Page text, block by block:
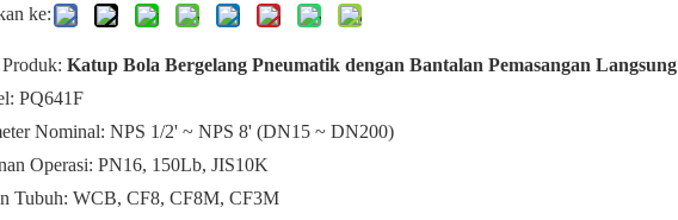
ke:
Katup Bola Bergelang Pneumatik dengan Bantalan Pemasangan Langsung
PQ641F
Nominal: NPS 1/2' ~ NPS 8' (DN15 ~ DN200)
Operasi: PN16, 150Lb, JIS10K
Tubuh: WCB, CF8, CF8M, CF3M